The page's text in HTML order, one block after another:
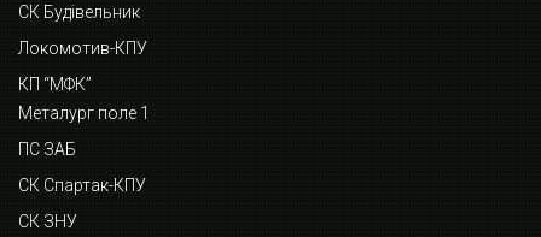
СК Будівельник
Локомотив-КПУ
КП “МФК”
Металург поле 1
ПС ЗАБ
СК Спартак-КПУ
СК ЗНУ